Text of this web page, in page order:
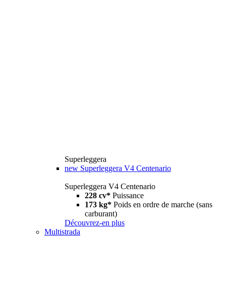
Superleggera
new Superleggera V4 Centenario
Superleggera V4 Centenario
228 cv* Puissance
173 kg* Poids en ordre de marche (sans
carburant)
Découvrez-en plus
Multistrada